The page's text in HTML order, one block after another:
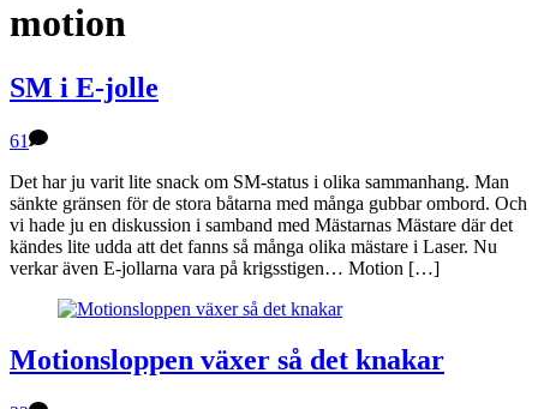
motion
SM i E-jolle
61
Det har ju varit lite snack om SM-status i olika sammanhang. Man
sänkte gränsen för de stora båtarna med många gubbar ombord. Och
vi hade ju en diskussion i samband med Mästarnas Mästare där det
kändes lite udda att det fanns så många olika mästare i Laser. Nu
verkar även E-jollarna vara på krigsstigen… Motion […]
Motionsloppen växer så det knakar